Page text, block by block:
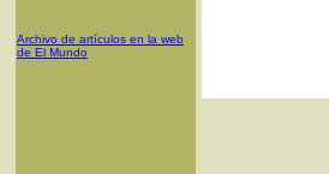
Archivo de artículos en la web
de El Mundo